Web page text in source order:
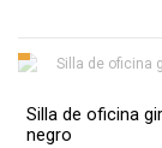
Silla de oficina
negro